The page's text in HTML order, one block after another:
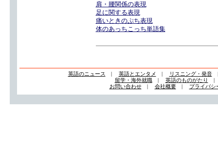
肩・腰関係の表現
足に関する表現
痛いときのぷち表現
体のあっちこっち単語集
英語のニュース | 英語とエンタメ | リスニング・発音
留学・海外就職| 英語のものがたり
お問い合わせ| 会社概要| プライバシ